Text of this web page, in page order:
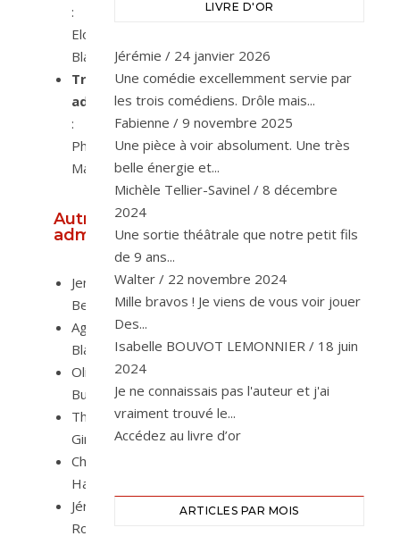
:
Eloïse
Blanc
Trésorier
adjoint
:
Philippe
Maës
Autres
administrateurs
Jenny
Bennitt
Agnès
Blat
Olivier
Bulteau
Thierry
Gingembre
Christian
Haton
Jérémie
Rondel
LIVRE D'OR
Jérémie / 24 janvier 2026
Une comédie excellemment servie par
les trois comédiens. Drôle mais...
Fabienne / 9 novembre 2025
Une pièce à voir absolument. Une très
belle énergie et...
Michèle Tellier-Savinel / 8 décembre
2024
Une sortie théâtrale que notre petit fils
de 9 ans...
Walter / 22 novembre 2024
Mille bravos ! Je viens de vous voir jouer
Des...
Isabelle BOUVOT LEMONNIER / 18 juin
2024
Je ne connaissais pas l'auteur et j'ai
vraiment trouvé le...
Accédez au livre d’or
ARTICLES PAR MOIS